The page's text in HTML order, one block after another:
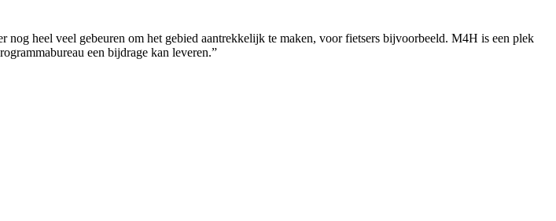
heel veel gebeuren om het gebied aantrekkelijk te maken, voor fietsers bijvoorbeeld. M4H is een plek
een bijdrage kan leveren.”